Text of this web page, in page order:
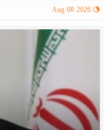
Aug 08 2026